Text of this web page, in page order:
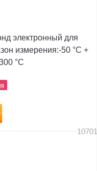
электронный для
измерения:-50 °C +
°C